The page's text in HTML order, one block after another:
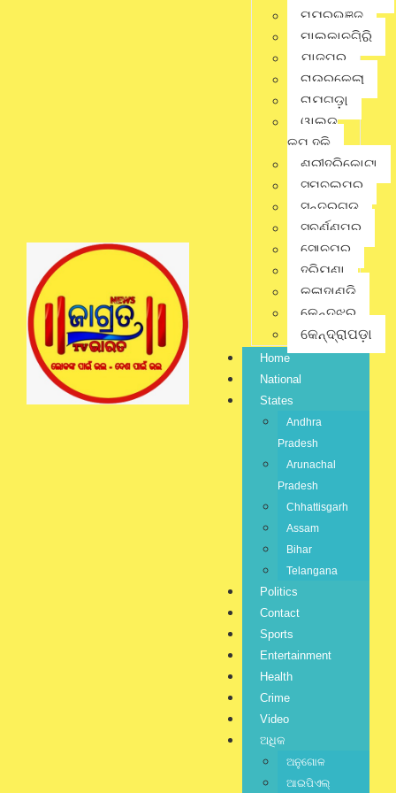
ମୟୂରଭଞ୍ଜ
ମାଲକାନଗିରି
ଯାଜପୁର
ରାଉରକେଲା
ରାୟଗଡ଼ା
ୱାଲ୍ଡ
କପ୍ ହକି
ଶ୍ରୀହରିକୋଟା
ସମ୍ବଲପୁର
ସୁନ୍ଦରଗଡ଼
ସୁବର୍ଣ୍ଣପୁର
ସୋନପୁର
ହରିୟଣା
କଳାହାଣ୍ଡି
କେନ୍ଦୁଝର
କେନ୍ଦ୍ରାପଡ଼ା
Home
National
States
Andhra
Pradesh
Arunachal
Pradesh
Chhattisgarh
Assam
Bihar
Telangana
Politics
Contact
Sports
Entertainment
Health
Crime
Video
ଅଧିକ
ଅନୁଗୋଳ
ଆଇପିଏଲ୍
International,
Latest News,National
,
Special,ନୂଆଦିଲ୍ଲୀ